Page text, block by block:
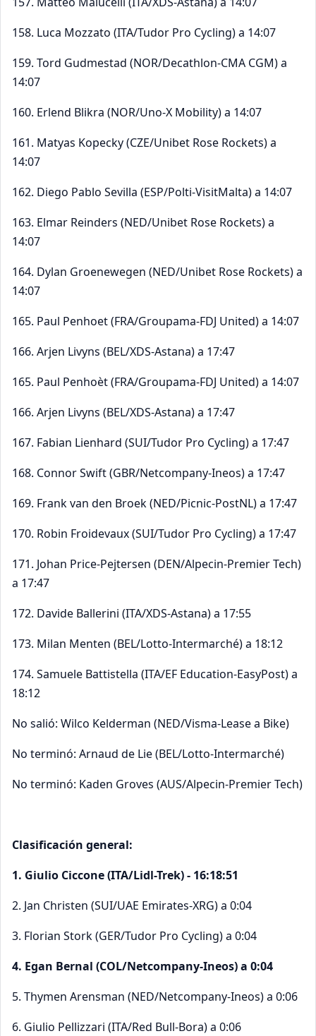
158. Luca Mozzato (ITA/Tudor Pro Cycling) a 14:07
159. Tord Gudmestad (NOR/Decathlon-CMA CGM) a
14:07
160. Erlend Blikra (NOR/Uno-X Mobility) a 14:07
161. Matyas Kopecky (CZE/Unibet Rose Rockets) a
14:07
162. Diego Pablo Sevilla (ESP/Polti-VisitMalta) a 14:07
163. Elmar Reinders (NED/Unibet Rose Rockets) a
14:07
164. Dylan Groenewegen (NED/Unibet Rose Rockets) a
14:07
165. Paul Penhoet (FRA/Groupama-FDJ United) a 14:07
166. Arjen Livyns (BEL/XDS-Astana) a 17:47
165. Paul Penhoèt (FRA/Groupama-FDJ United) a 14:07
166. Arjen Livyns (BEL/XDS-Astana) a 17:47
167. Fabian Lienhard (SUI/Tudor Pro Cycling) a 17:47
168. Connor Swift (GBR/Netcompany-Ineos) a 17:47
169. Frank van den Broek (NED/Picnic-PostNL) a 17:47
170. Robin Froidevaux (SUI/Tudor Pro Cycling) a 17:47
171. Johan Price-Pejtersen (DEN/Alpecin-Premier Tech)
a 17:47
172. Davide Ballerini (ITA/XDS-Astana) a 17:55
173. Milan Menten (BEL/Lotto-Intermarché) a 18:12
174. Samuele Battistella (ITA/EF Education-EasyPost) a
18:12
No salió: Wilco Kelderman (NED/Visma-Lease a Bike)
No terminó: Arnaud de Lie (BEL/Lotto-Intermarché)
No terminó: Kaden Groves (AUS/Alpecin-Premier Tech)
Clasificación general:
1. Giulio Ciccone (ITA/Lidl-Trek) - 16:18:51
2. Jan Christen (SUI/UAE Emirates-XRG) a 0:04
3. Florian Stork (GER/Tudor Pro Cycling) a 0:04
4. Egan Bernal (COL/Netcompany-Ineos) a 0:04
5. Thymen Arensman (NED/Netcompany-Ineos) a 0:06
6. Giulio Pellizzari (ITA/Red Bull-Bora) a 0:06